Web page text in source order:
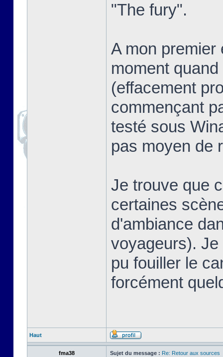
"The fury".
A mon premier
moment
(effacement
commençant
testé sous
pas moyen de
Je trouve que
certaines
d'ambiance
voyageurs).
pu fouiller le
forcément
Haut
fma38 Sujet du message : Re: Retour aux sources